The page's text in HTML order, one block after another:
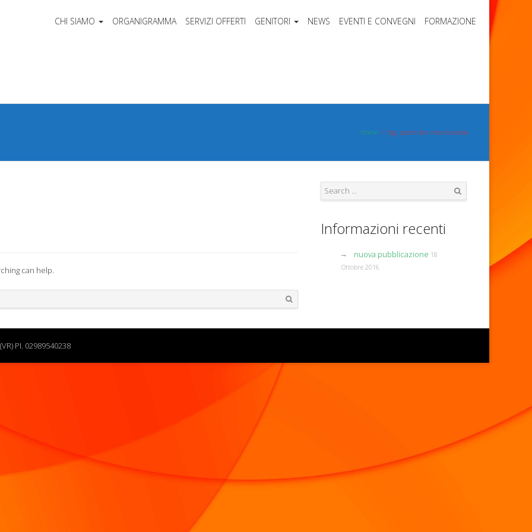
CHI SIAMO ORGANIGRAMMA SERVIZI OFFERTI GENITORI NEWS EVENTI E CONVEGNI FORMAZIONE
Home Tag: sports fan merchandise
can help.
Informazioni recenti
nuova pubblicazione 18
Ottobre 2016
PI. 02989540238